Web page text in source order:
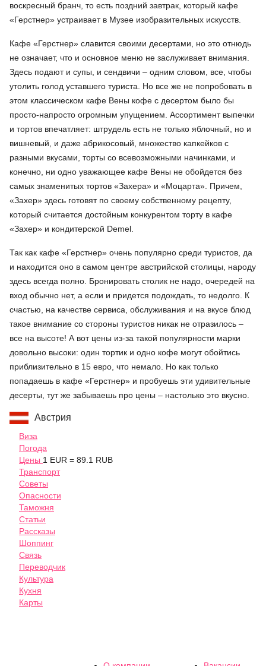
воскресный бранч, то есть поздний завтрак, который кафе
«Герстнер» устраивает в Музее изобразительных искусств.
Кафе «Герстнер» славится своими десертами, но это отнюдь
не означает, что и основное меню не заслуживает внимания.
Здесь подают и супы, и сендвичи – одним словом, все, чтобы
утолить голод уставшего туриста. Но все же не попробовать в
этом классическом кафе Вены кофе с десертом было бы
просто-напросто огромным упущением. Ассортимент выпечки
и тортов впечатляет: штрудель есть не только яблочный, но и
вишневый, и даже абрикосовый, множество капкейков с
разными вкусами, торты со всевозможными начинками, и
конечно, ни одно уважающее кафе Вены не обойдется без
самых знаменитых тортов «Захера» и «Моцарта». Причем,
«Захер» здесь готовят по своему собственному рецепту,
который считается достойным конкурентом торту в кафе
«Захер» и кондитерской Demel.
Так как кафе «Герстнер» очень популярно среди туристов, да
и находится оно в самом центре австрийской столицы, народу
здесь всегда полно. Бронировать столик не надо, очередей на
вход обычно нет, а если и придется подождать, то недолго. К
счастью, на качестве сервиса, обслуживания и на вкусе блюд
такое внимание со стороны туристов никак не отразилось –
все на высоте! А вот цены из-за такой популярности марки
довольно высоки: один тортик и одно кофе могут обойтись
приблизительно в 15 евро, что немало. Но как только
попадаешь в кафе «Герстнер» и пробуешь эти удивительные
десерты, тут же забываешь про цены – настолько это вкусно.
Австрия
Виза
Погода
Цены 1 EUR = 89.1 RUB
Транспорт
Советы
Опасности
Таможня
Статьи
Рассказы
Шоппинг
Связь
Переводчик
Культура
Кухня
Карты